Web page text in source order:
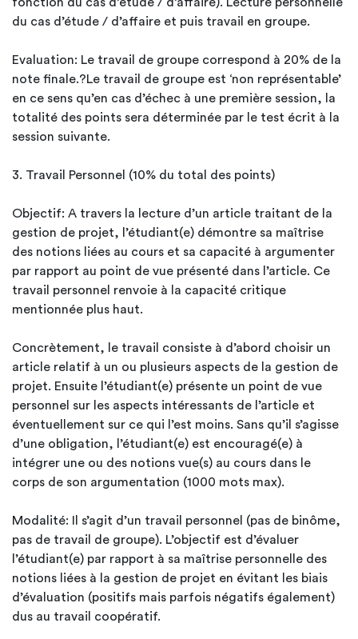
du cas d’étude / d’affaire et puis travail en groupe.
Evaluation: Le travail de groupe correspond à 20% de la
note finale.?Le travail de groupe est ‘non représentable’
en ce sens qu’en cas d’échec à une première session, la
totalité des points sera déterminée par le test écrit à la
session suivante.
3. Travail Personnel (10% du total des points)
Objectif: A travers la lecture d’un article traitant de la
gestion de projet, l’étudiant(e) démontre sa maîtrise
des notions liées au cours et sa capacité à argumenter
par rapport au point de vue présenté dans l’article. Ce
travail personnel renvoie à la capacité critique
mentionnée plus haut.
Concrètement, le travail consiste à d’abord choisir un
article relatif à un ou plusieurs aspects de la gestion de
projet. Ensuite l’étudiant(e) présente un point de vue
personnel sur les aspects intéressants de l’article et
éventuellement sur ce qui l’est moins. Sans qu’il s’agisse
d’une obligation, l’étudiant(e) est encouragé(e) à
intégrer une ou des notions vue(s) au cours dans le
corps de son argumentation (1000 mots max).
Modalité: Il s’agit d’un travail personnel (pas de binôme,
pas de travail de groupe). L’objectif est d’évaluer
l’étudiant(e) par rapport à sa maîtrise personnelle des
notions liées à la gestion de projet en évitant les biais
d’évaluation (positifs mais parfois négatifs également)
dus au travail coopératif.